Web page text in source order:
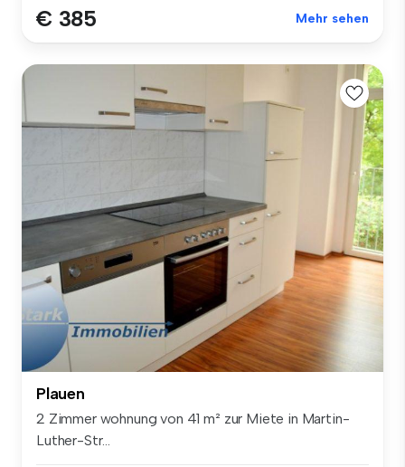
€ 385 Mehr sehen
Plauen
2 Zimmer wohnung von 41 m² zur Miete in Martin-
Luther-Str...